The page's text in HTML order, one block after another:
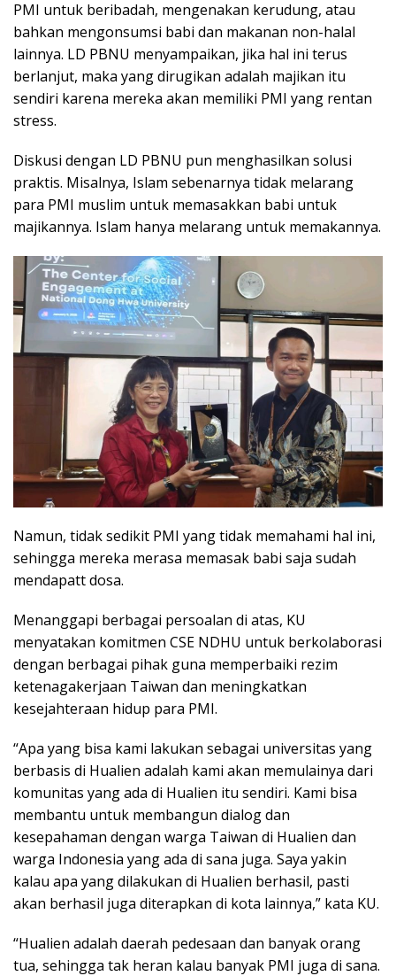
PMI untuk beribadah, mengenakan kerudung, atau
bahkan mengonsumsi babi dan makanan non-halal
lainnya. LD PBNU menyampaikan, jika hal ini terus
berlanjut, maka yang dirugikan adalah majikan itu
sendiri karena mereka akan memiliki PMI yang rentan
stress.
Diskusi dengan LD PBNU pun menghasilkan solusi
praktis. Misalnya, Islam sebenarnya tidak melarang
para PMI muslim untuk memasakkan babi untuk
majikannya. Islam hanya melarang untuk memakannya.
Namun, tidak sedikit PMI yang tidak memahami hal ini,
sehingga mereka merasa memasak babi saja sudah
mendapatt dosa.
Menanggapi berbagai persoalan di atas, KU
menyatakan komitmen CSE NDHU untuk berkolaborasi
dengan berbagai pihak guna memperbaiki rezim
ketenagakerjaan Taiwan dan meningkatkan
kesejahteraan hidup para PMI.
“Apa yang bisa kami lakukan sebagai universitas yang
berbasis di Hualien adalah kami akan memulainya dari
komunitas yang ada di Hualien itu sendiri. Kami bisa
membantu untuk membangun dialog dan
kesepahaman dengan warga Taiwan di Hualien dan
warga Indonesia yang ada di sana juga. Saya yakin
kalau apa yang dilakukan di Hualien berhasil, pasti
akan berhasil juga diterapkan di kota lainnya,” kata KU.
“Hualien adalah daerah pedesaan dan banyak orang
tua, sehingga tak heran kalau banyak PMI juga di sana.